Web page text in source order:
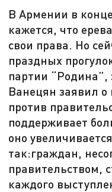
В Армении в
кажется, что
свои права. Но
праздных
партии “Родина”,
Ванецян заявил о
против
поддерживает
оно
так:граждан,
правительством,
каждого